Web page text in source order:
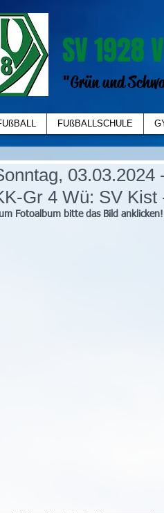
SV 1928
"Grün und
FUßBALLSCHULE
Gr 4 Wü: SV Kist
Fotoalbum bitte das Bild anklicken!